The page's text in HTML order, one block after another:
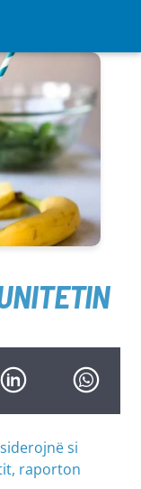
si
raporton